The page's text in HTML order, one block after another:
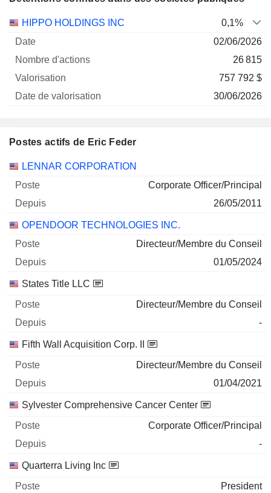
Nombre
Date de
HIPPO HOLDINGS INC
0,1%
02/06/2026
26 815
757 792 $
30/06/2026
Postes actifs de Eric Feder
Sociétés Poste Début
LENNAR CORPORATION
Corporate Officer/Principal
26/05/2011
OPENDOOR TECHNOLOGIES INC.
Directeur/Membre du Conseil
01/05/2024
States Title LLC
Directeur/Membre du Conseil
-
Fifth Wall Acquisition Corp. II
Directeur/Membre du Conseil
01/04/2021
Sylvester Comprehensive Cancer Center
Corporate Officer/Principal
-
Quarterra Living Inc
President